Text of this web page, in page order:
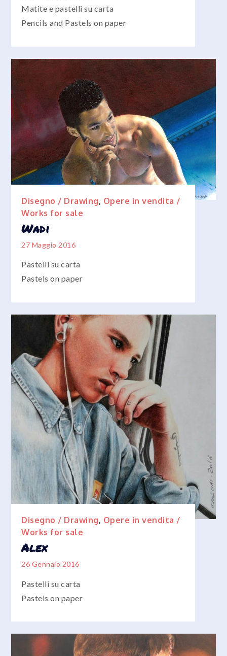
Matite e pastelli su carta
Pencils and Pastels on paper
Disegno / Drawing, Opere in vendita /
Works for sale
Wadi
27 Maggio 2016
Pastelli su carta
Pastels on paper
Disegno / Drawing, Opere in vendita /
Works for sale
Alex
26 Gennaio 2016
Pastelli su carta
Pastels on paper